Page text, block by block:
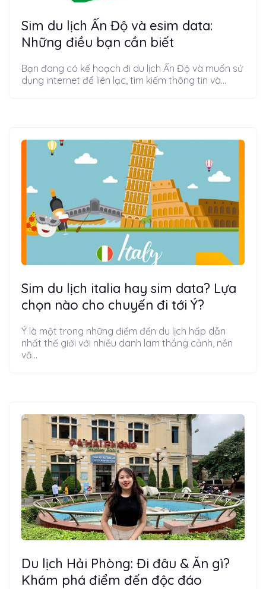
Sim du lịch Ấn Độ và esim data:
Những điều bạn cần biết
Bạn đang có kế hoạch đi du lịch Ấn Độ và muốn sử
dụng internet để liên lạc, tìm kiếm thông tin và...
Sim du lịch italia hay sim data? Lựa
chọn nào cho chuyến đi tới Ý?
Ý là một trong những điểm đến du lịch hấp dẫn
nhất thế giới với nhiều danh lam thắng cảnh, nền
vă...
Du lịch Hải Phòng: Đi đâu & Ăn gì?
Khám phá điểm đến độc đáo